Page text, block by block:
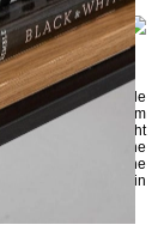
Standplatz für alle
es, den Raum
Dank des schlicht
kommt das schöne
Gestaltung ohne
und
fügt sich in